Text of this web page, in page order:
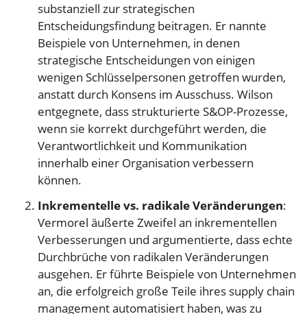
substanziell zur strategischen
Entscheidungsfindung beitragen. Er nannte
Beispiele von Unternehmen, in denen
strategische Entscheidungen von einigen
wenigen Schlüsselpersonen getroffen wurden,
anstatt durch Konsens im Ausschuss. Wilson
entgegnete, dass strukturierte S&OP-Prozesse,
wenn sie korrekt durchgeführt werden, die
Verantwortlichkeit und Kommunikation
innerhalb einer Organisation verbessern
können.
Inkrementelle vs. radikale Veränderungen:
Vermorel äußerte Zweifel an inkrementellen
Verbesserungen und argumentierte, dass echte
Durchbrüche von radikalen Veränderungen
ausgehen. Er führte Beispiele von Unternehmen
an, die erfolgreich große Teile ihres supply chain
management automatisiert haben, was zu